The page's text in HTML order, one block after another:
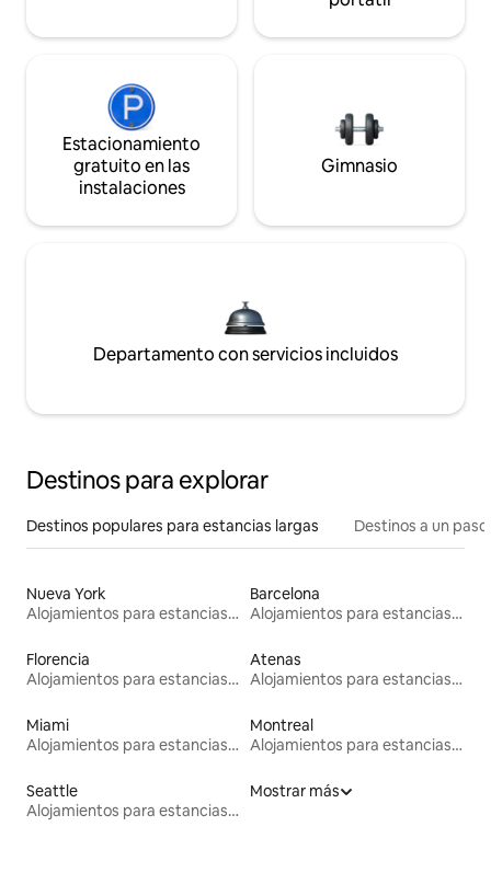
Estacionamiento
gratuito en las
instalaciones
Gimnasio
Departamento con servicios incluidos
Destinos para explorar
Destinos populares para estancias largas Destinos a un
Nueva York
Alojamientos para estancias largas
Barcelona
Alojamientos para estancias largas
Florencia
Alojamientos para estancias largas
Atenas
Alojamientos para estancias largas
Miami
Alojamientos para estancias largas
Montreal
Alojamientos para estancias largas
Seattle
Alojamientos para estancias largas
Mostrar más